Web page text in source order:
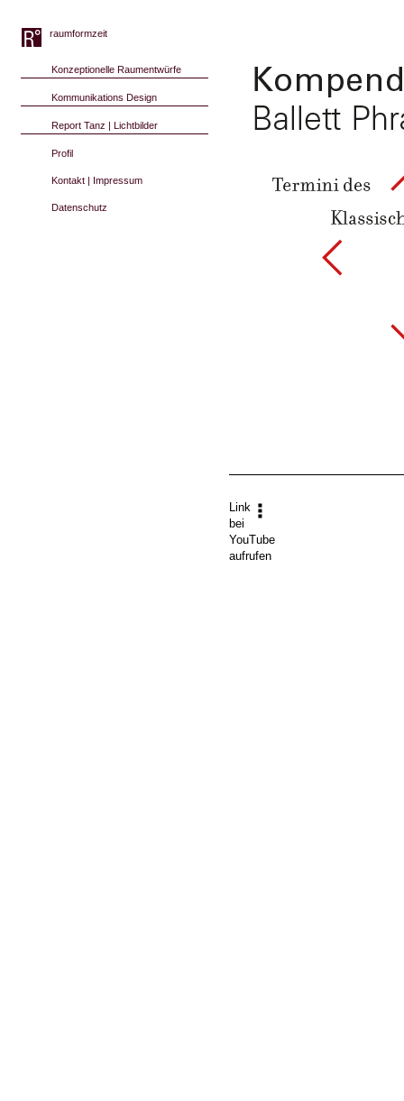
raumformzeit
Konzeptionelle Raumentwürfe
Kommunikations Design
Report Tanz | Lichtbilder
Profil
Kontakt | Impressum
Datenschutz
Link
bei
YouTube
aufrufen